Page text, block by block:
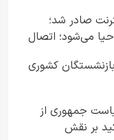
صادر شد؛
می‌شود؛ اتصال
تومانی بازنشستگان کشوری
جمهوری از
بر نقش